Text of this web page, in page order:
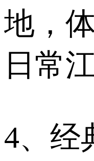
地，
日常
4、经